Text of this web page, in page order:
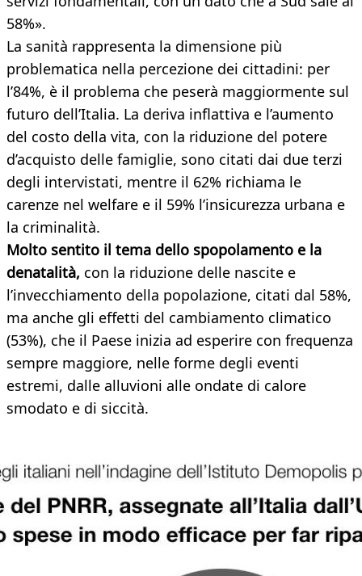
58%».
La sanità rappresenta la dimensione più
problematica nella percezione dei cittadini: per
l’84%, è il problema che peserà maggiormente sul
futuro dell’Italia. La deriva inflattiva e l’aumento
del costo della vita, con la riduzione del potere
d’acquisto delle famiglie, sono citati dai due terzi
degli intervistati, mentre il 62% richiama le
carenze nel welfare e il 59% l’insicurezza urbana e
la criminalità.
Molto sentito il tema dello spopolamento e la
denatalità, con la riduzione delle nascite e
l’invecchiamento della popolazione, citati dal 58%,
ma anche gli effetti del cambiamento climatico
(53%), che il Paese inizia ad esperire con frequenza
sempre maggiore, nelle forme degli eventi
estremi, dalle alluvioni alle ondate di calore
smodato e di siccità.